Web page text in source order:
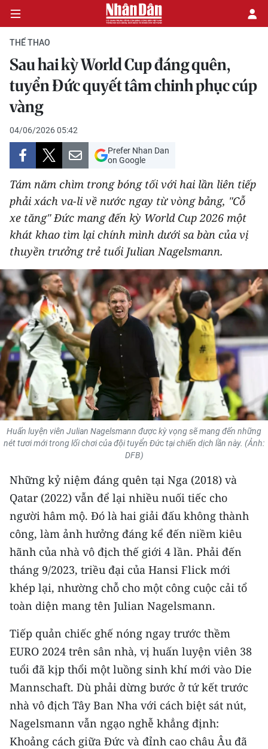
CHÍNH TRỊ
KINH TẾ
VĂN HÓA
XÃ HỘI
PHÁP LUẬT
DU LỊCH
THẾ GIỚI
THỂ THAO
GIÁO DỤC
Y TẾ
KHOA HỌC - CÔNG NGHỆ
MÔI TRƯỜNG
BẠN ĐỌC
KIỂM CHỨNG THÔNG TIN
TRI THỨC CHUYÊN SÂU
54 DÂN TỘC VIỆT NAM
CHƯƠNG TRÌNH OCOP - MỖI XÃ
MỘT SẢN PHẨM
RADIO
E-Magazine
Media Chính trị
Media Kinh tế
THỂ THAO
Sau hai kỳ World Cup đáng quên,
tuyển Đức quyết tâm chinh phục cúp
vàng
04/06/2026 05:42
Prefer Nhan Dan
on Google
Tám năm chìm trong bóng tối với hai lần liên tiếp
phải xách va-li về nước ngay từ vòng bảng, "Cỗ
xe tăng" Đức mang đến kỳ World Cup 2026 một
khát khao tìm lại chính mình dưới sa bàn của vị
thuyền trưởng trẻ tuổi Julian Nagelsmann.
Huấn luyện viên Julian Nagelsmann được kỳ vọng sẽ mang đến những
nét tươi mới trong lối chơi của đội tuyển Đức tại chiến dịch lần này. (Ảnh:
DFB)
Những kỷ niệm đáng quên tại Nga (2018) và
Qatar (2022) vẫn để lại nhiều nuối tiếc cho
người hâm mộ. Đó là hai giải đấu không thành
công, làm ảnh hưởng đáng kể đến niềm kiêu
hãnh của nhà vô địch thế giới 4 lần. Phải đến
tháng 9/2023, triều đại của Hansi Flick mới
khép lại, nhường chỗ cho một công cuộc cải tổ
toàn diện mang tên Julian Nagelsmann.
Tiếp quản chiếc ghế nóng ngay trước thềm
EURO 2024 trên sân nhà, vị huấn luyện viên 38
tuổi đã kịp thổi một luồng sinh khí mới vào Die
Mannschaft. Dù phải dừng bước ở tứ kết trước
nhà vô địch Tây Ban Nha với cách biệt sát nút,
Nagelsmann vẫn ngạo nghễ khẳng định:
Khoảng cách giữa Đức và đỉnh cao châu Âu đã